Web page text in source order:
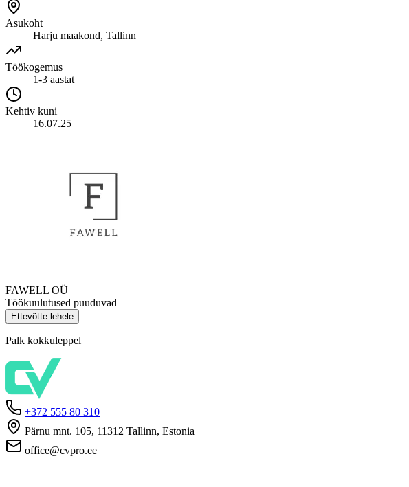
Asukoht
Harju maakond, Tallinn
Töökogemus
1-3 aastat
Kehtiv kuni
16.07.25
FAWELL OÜ
Töökuulutused puuduvad
Ettevõtte lehele
Palk kokkuleppel
+372 555 80 310
Pärnu mnt. 105, 11312 Tallinn, Estonia
office@cvpro.ee